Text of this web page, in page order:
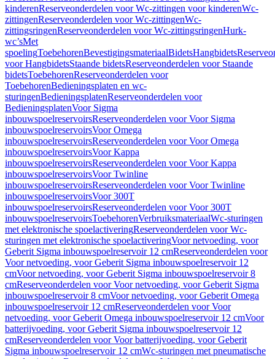
kinderenReserveonderdelen voor Wc-zittingen voor kinderenWc-
zittingenReserveonderdelen voor Wc-zittingenWc-
zittingsringenReserveonderdelen voor Wc-zittingsringenHurk-
wc’sMet
spoelingToebehorenBevestigingsmateriaalBidetsHangbidets
voor HangbidetsStaande bidetsReserveonderdelen voor Staande
bidetsToebehorenReserveonderdelen voor
ToebehorenBedieningsplaten en wc-
sturingenBedieningsplatenReserveonderdelen voor
BedieningsplatenVoor Sigma
inbouwspoelreservoirsReserveonderdelen voor Voor Sigma
inbouwspoelreservoirsVoor Omega
inbouwspoelreservoirsReserveonderdelen voor Voor Omega
inbouwspoelreservoirsVoor Kappa
inbouwspoelreservoirsReserveonderdelen voor Voor Kappa
inbouwspoelreservoirsVoor Twinline
inbouwspoelreservoirsReserveonderdelen voor Voor Twinline
inbouwspoelreservoirsVoor 300T
inbouwspoelreservoirsReserveonderdelen voor Voor 300T
inbouwspoelreservoirsToebehorenVerbruiksmateriaalWc-sturingen
met elektronische spoelactiveringReserveonderdelen voor Wc-
sturingen met elektronische spoelactiveringVoor netvoeding, voor
Geberit Sigma inbouwspoelreservoir 12 cmReserveonderdelen voor
Voor netvoeding, voor Geberit Sigma inbouwspoelreservoir 12
cmVoor netvoeding, voor Geberit Sigma inbouwspoelreservoir 8
cmReserveonderdelen voor Voor netvoeding, voor Geberit Sigma
inbouwspoelreservoir 8 cmVoor netvoeding, voor Geberit Omega
inbouwspoelreservoir 12 cmReserveonderdelen voor Voor
netvoeding, voor Geberit Omega inbouwspoelreservoir 12 cmVoor
batterijvoeding, voor Geberit Sigma inbouwspoelreservoir 12
cmReserveonderdelen voor Voor batterijvoeding, voor Geberit
Sigma inbouwspoelreservoir 12 cmWc-sturingen met pneumatische